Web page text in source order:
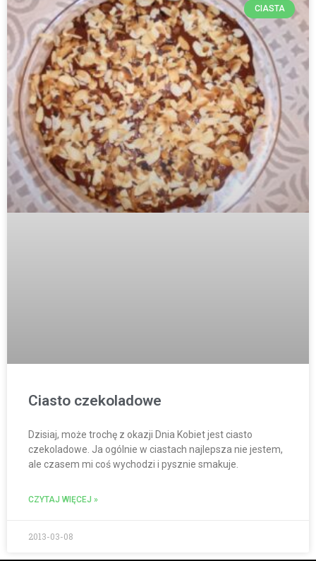
CIASTA
Ciasto czekoladowe
Dzisiaj, może trochę z okazji Dnia Kobiet jest ciasto
czekoladowe. Ja ogólnie w ciastach najlepsza nie jestem,
ale czasem mi coś wychodzi i pysznie smakuje.
CZYTAJ WIĘCEJ »
2013-03-08